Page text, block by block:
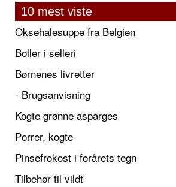
10 mest viste
Oksehalesuppe fra Belgien
Boller i selleri
Børnenes livretter
- Brugsanvisning
Kogte grønne asparges
Porrer, kogte
Pinsefrokost i forårets tegn
Tilbehør til vildt